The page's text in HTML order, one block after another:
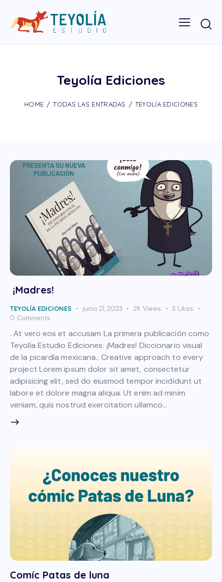
Teyolía Ediciones
HOME TODAS LAS ENTRADAS TEYOLÍA EDICIONES
¡Madres!
TEYOLÍA EDICIONES junio 21, 2023 2K Views 3 Likes
0 Comments
. At vero eos et accusam La primera publicación como
Teyolía Estudio Ediciones: ¡Madres! Diccionario visual
de la picardía mexicana.. Creative approach to every
project Lorem ipsum dolor sit amet, consectetur
adipisicing elit, sed do eiusmod tempor incididunt ut
labore et dolore magna aliqua. Ut enim ad minim
veniam, quis nostrud exercitation ullamco…
Comíc Patas de luna